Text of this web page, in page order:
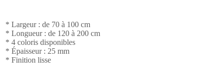
* Largeur : de 70 à 100 cm
* Longueur : de 120 à 200 cm
* 4 coloris disponibles
* Épaisseur : 25 mm
* Finition lisse